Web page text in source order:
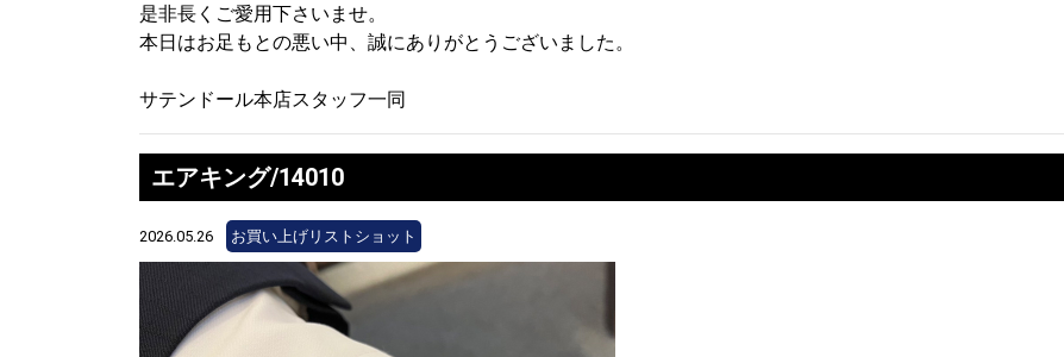
是非長くご愛用下さいませ。
本日はお足もとの悪い中、誠にありがとうございました。
サテンドール本店スタッフ一同
エアキング/14010
2026.05.26 お買い上げリストショット